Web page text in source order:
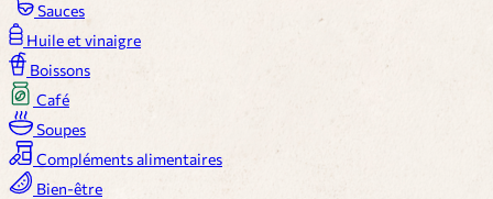
Sauces
Huile et vinaigre
Boissons
Café
Soupes
Compléments alimentaires
Bien-être